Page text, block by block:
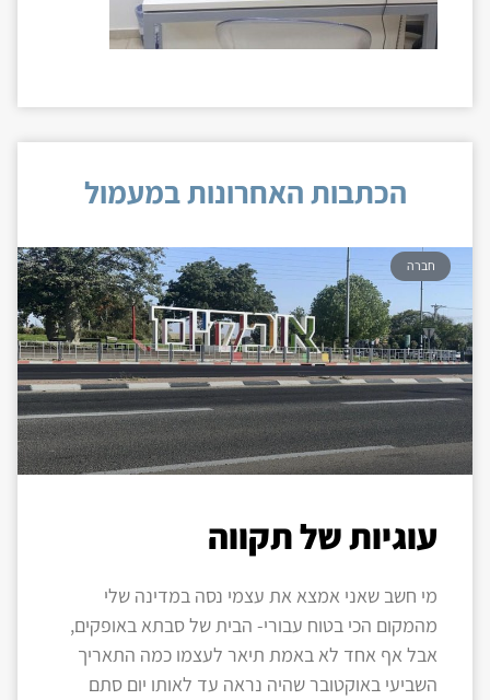
הכתבות האחרונות במעמול
חברה
עוגיות של תקווה
מי חשב שאני אמצא את עצמי נסה במדינה שלי
מהמקום הכי בטוח עבורי- הבית של סבתא באופקים,
אבל אף אחד לא באמת תיאר לעצמו כמה התאריך
השביעי באוקטובר שהיה נראה עד לאותו יום סתם